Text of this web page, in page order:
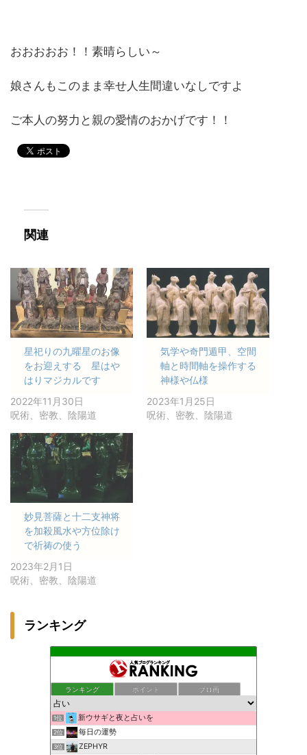
おおおおお！！素晴らしい～
娘さんもこのまま幸せ人生間違いなしですよ
ご本人の努力と親の愛情のおかげです！！
関連
星祀りの九曜星のお像
をお迎えする 星はや
はりマジカルです
2022年11月30日
呪術、密教、陰陽道
気学や奇門遁甲、空間
軸と時間軸を操作する
神様や仏様
2023年1月25日
呪術、密教、陰陽道
妙見菩薩と十二支神将
を加殺風水や方位除け
で祈祷の使う
2023年2月1日
呪術、密教、陰陽道
ランキング
ランキング ポイント ブロ画
1位 新ウサギと夜と占いを
2位 毎日の運勢
3位 ZEPHYR